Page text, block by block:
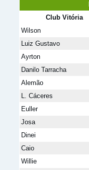
Club Vitória
Wilson
Luiz Gustavo
Ayrton
Danilo Tarracha
Alemão
L. Cáceres
Euller
Josa
Dinei
Caio
Willie